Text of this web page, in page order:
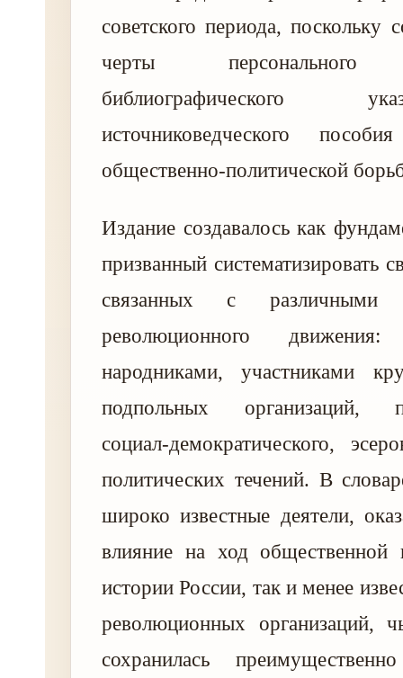
советского периода, поскольку
черты персонального
библиографического
источниковедческого
общественно-политической
Издание создавалось как
призванный систематизировать
связанных с различными
революционного движения:
народниками, участниками
подпольных организаций,
социал-демократического,
политических течений. В
широко известные деятели,
влияние на ход общественной
истории России, так и менее
революционных организаций,
сохранилась